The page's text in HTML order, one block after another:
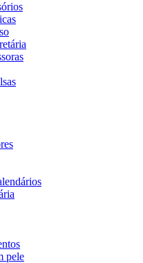
pele